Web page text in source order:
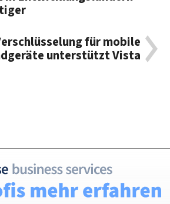
für mobile
unterstützt Vista